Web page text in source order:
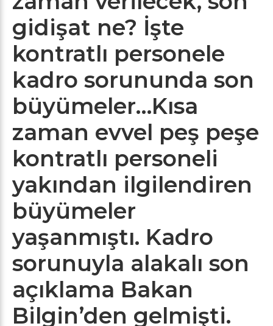
gidişat ne? İşte
kontratlı personele
kadro sorununda son
büyümeler…Kısa
zaman evvel peş peşe
kontratlı personeli
yakından ilgilendiren
büyümeler
yaşanmıştı. Kadro
sorunuyla alakalı son
açıklama Bakan
Bilgin’den gelmişti.